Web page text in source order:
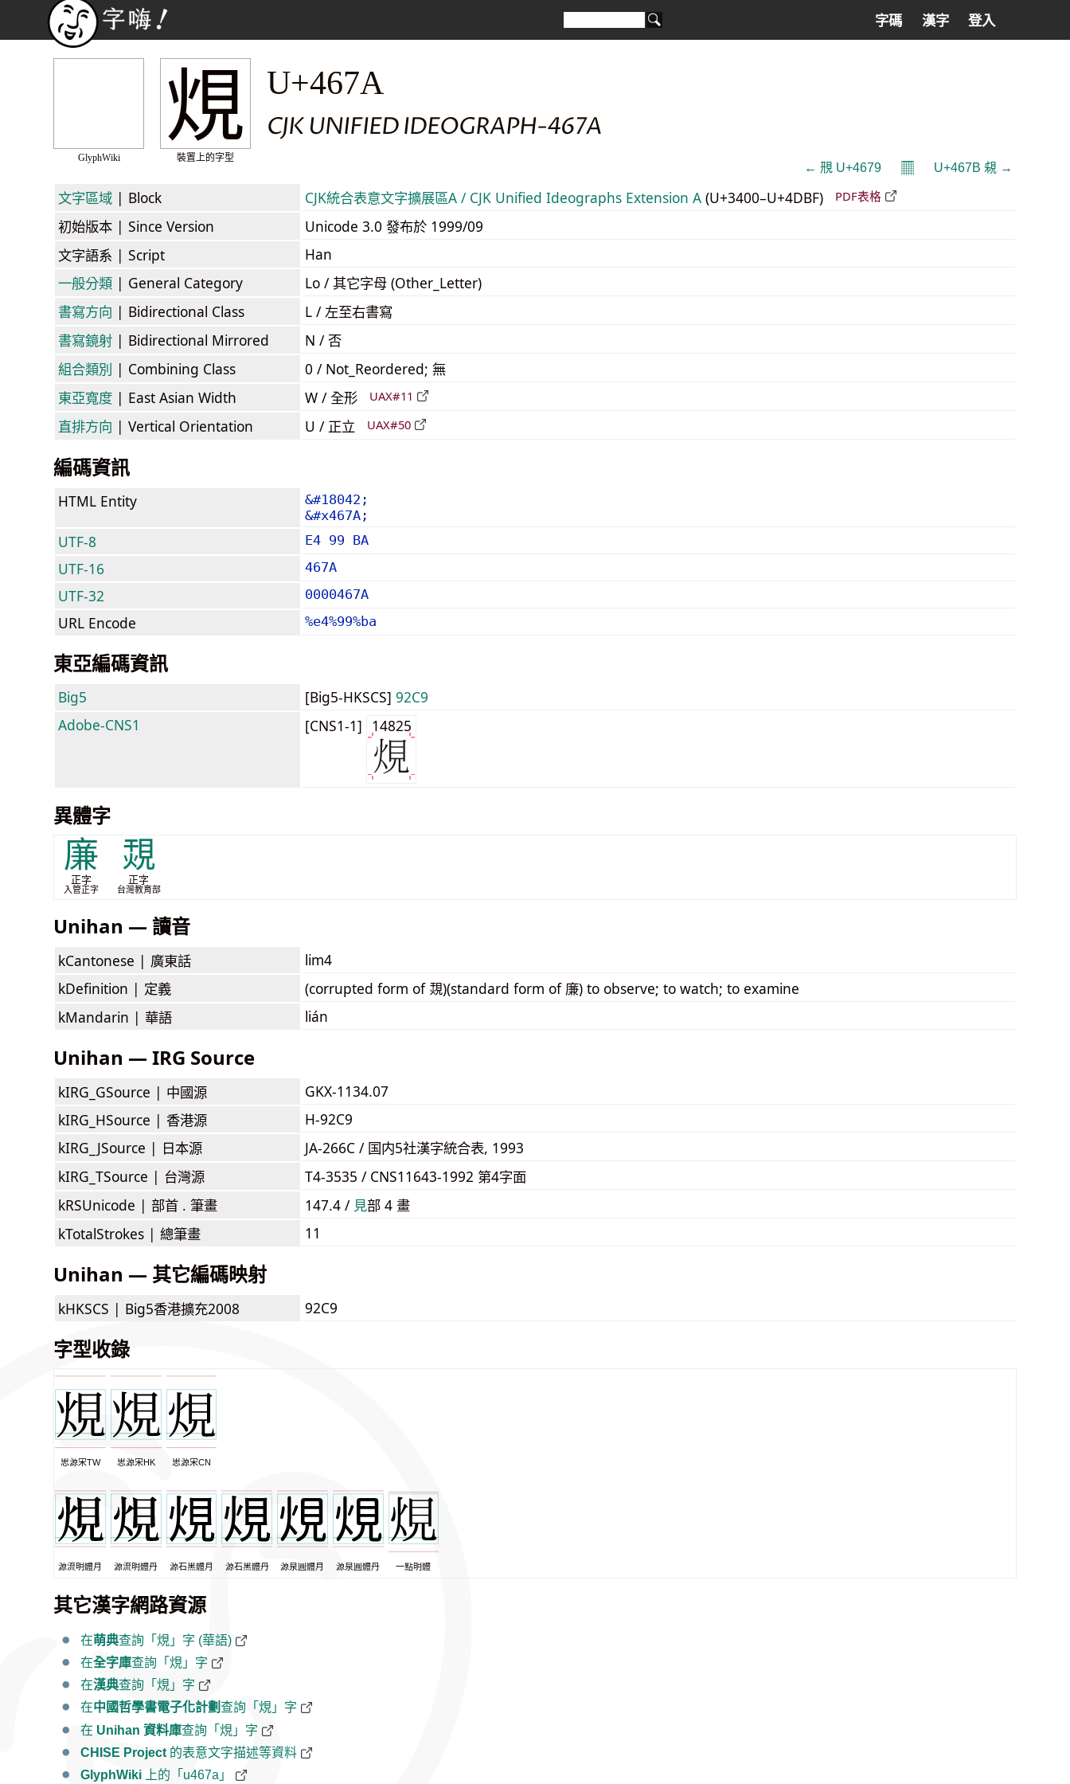
字碼 漢字 登入
GlyphWiki
䙺
裝置上的字型
U+467A
CJK UNIFIED IDEOGRAPH-467A
← 䙹 U+4679 𝄜 U+467B 䙻 →
文字區域 | Block CJK統合表意文字擴展區A / CJK Unified Ideographs Extension A (U+3400–U+4DBF) PDF表格
初始版本 | Since Version
Unicode 3.0 發布於 1999/09
文字語系 | Script
Han
一般分類 | General Category
Lo / 其它字母 (Other_Letter)
書寫方向 | Bidirectional Class
L / 左至右書寫
書寫鏡射 | Bidirectional Mirrored
N / 否
組合類別 | Combining Class
0 / Not_Reordered; 無
東亞寬度 | East Asian Width W / 全形 UAX#11
直排方向 | Vertical Orientation U / 正立 UAX#50
編碼資訊
HTML Entity
&#18042;
&#x467A;
UTF-8 E4 99 BA
UTF-16 467A
UTF-32 0000467A
URL Encode %e4%99%ba
東亞編碼資訊
Big5 [Big5-HKSCS] 92C9
Adobe-CNS1
[CNS1-1] 14825
異體字
廉
正字
入管正字
覝
正字
台灣教育部
Unihan — 讀音
kCantonese | 廣東話
lim4
kDefinition | 定義
(corrupted form of 覝)(standard form of 廉) to observe; to watch; to examine
kMandarin | 華語 lián
Unihan — IRG Source
kIRG_GSource | 中國源
GKX-1134.07
kIRG_HSource | 香港源
H-92C9
kIRG_JSource | 日本源
JA-266C / 国内5社漢字統合表, 1993
kIRG_TSource | 台灣源
T4-3535 / CNS11643-1992 第4字面
kRSUnicode | 部首 . 筆畫 147.4 / ⾒部 4 畫
kTotalStrokes | 總筆畫 11
Unihan — 其它編碼映射
kHKSCS | Big5香港擴充2008 92C9
字型收錄
思源宋TW 思源宋HK 思源宋CN
源流明體月 源流明體丹 源石黑體月 源石黑體丹 源泉圓體月 源泉圓體丹 一點明體
其它漢字網路資源
在萌典查詢「䙺」字 (華語)
在全字庫查詢「䙺」字
在漢典查詢「䙺」字
在中國哲學書電子化計劃 查詢「䙺」字
在 Unihan 資料庫查詢「䙺」字
CHISE Project 的表意文字描述等資料
GlyphWiki 上的「u467a」